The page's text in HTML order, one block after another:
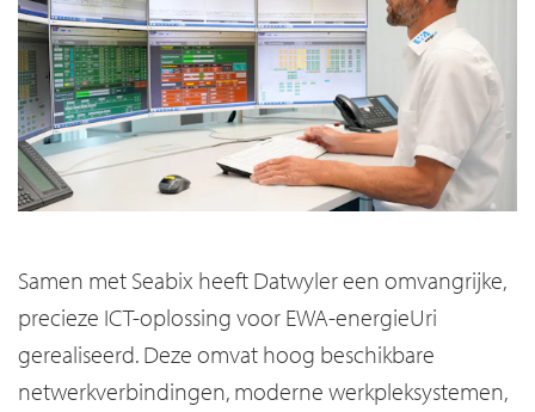
Samen met Seabix heeft Datwyler een omvangrijke,
precieze ICT-oplossing voor EWA-energieUri
gerealiseerd. Deze omvat hoog beschikbare
netwerkverbindingen, moderne werkpleksystemen,